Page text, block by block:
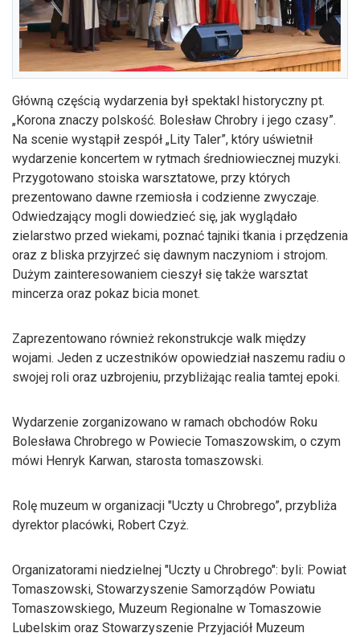
Główną częścią wydarzenia był spektakl historyczny pt.
„Korona znaczy polskość. Bolesław Chrobry i jego czasy”.
Na scenie wystąpił zespół „Lity Taler”, który uświetnił
wydarzenie koncertem w rytmach średniowiecznej muzyki.
Przygotowano stoiska warsztatowe, przy których
prezentowano dawne rzemiosła i codzienne zwyczaje.
Odwiedzający mogli dowiedzieć się, jak wyglądało
zielarstwo przed wiekami, poznać tajniki tkania i przędzenia
oraz z bliska przyjrzeć się dawnym naczyniom i strojom.
Dużym zainteresowaniem cieszył się także warsztat
mincerza oraz pokaz bicia monet.
Zaprezentowano również rekonstrukcje walk między
wojami. Jeden z uczestników opowiedział naszemu radiu o
swojej roli oraz uzbrojeniu, przybliżając realia tamtej epoki.
Wydarzenie zorganizowano w ramach obchodów Roku
Bolesława Chrobrego w Powiecie Tomaszowskim, o czym
mówi Henryk Karwan, starosta tomaszowski.
Rolę muzeum w organizacji "Uczty u Chrobrego”, przybliża
dyrektor placówki, Robert Czyż.
Organizatorami niedzielnej "Uczty u Chrobrego": byli: Powiat
Tomaszowski, Stowarzyszenie Samorządów Powiatu
Tomaszowskiego, Muzeum Regionalne w Tomaszowie
Lubelskim oraz Stowarzyszenie Przyjaciół Muzeum